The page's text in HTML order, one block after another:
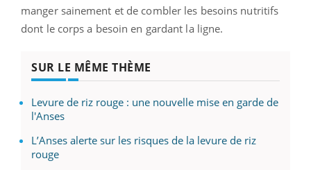
manger sainement et de combler les besoins nutritifs
dont le corps a besoin en gardant la ligne.
SUR LE MÊME THÈME
Levure de riz rouge : une nouvelle mise en garde de
l'Anses
L’Anses alerte sur les risques de la levure de riz
rouge